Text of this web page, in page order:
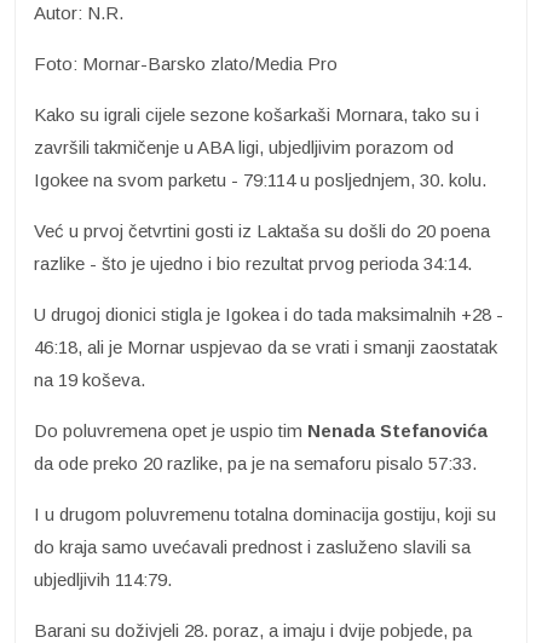
Autor: N.R.
Foto: Mornar-Barsko zlato/Media Pro
Kako su igrali cijele sezone košarkaši Mornara, tako su i
završili takmičenje u ABA ligi, ubjedljivim porazom od
Igokee na svom parketu - 79:114 u posljednjem, 30. kolu.
Već u prvoj četvrtini gosti iz Laktaša su došli do 20 poena
razlike - što je ujedno i bio rezultat prvog perioda 34:14.
U drugoj dionici stigla je Igokea i do tada maksimalnih +28 -
46:18, ali je Mornar uspjevao da se vrati i smanji zaostatak
na 19 koševa.
Do poluvremena opet je uspio tim Nenada Stefanovića
da ode preko 20 razlike, pa je na semaforu pisalo 57:33.
I u drugom poluvremenu totalna dominacija gostiju, koji su
do kraja samo uvećavali prednost i zasluženo slavili sa
ubjedljivih 114:79.
Barani su doživjeli 28. poraz, a imaju i dvije pobjede, pa